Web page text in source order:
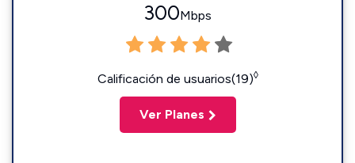
300Mbps
Calificación de usuarios(19)◊
Ver Planes